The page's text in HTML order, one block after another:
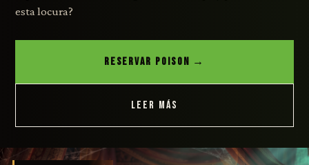
esta locura?
RESERVAR POISON →
LEER MÁS